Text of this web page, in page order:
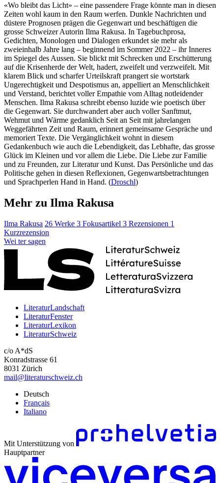
«Wo bleibt das Licht» – eine passendere Frage könnte man in diesen
Zeiten wohl kaum in den Raum werfen. Dunkle Nachrichten und
düstere Prognosen prägen die Gegenwart und beschäftigen die
grosse Schweizer Autorin Ilma Rakusa. In Tagebuchprosa,
Gedichten, Monologen und Dialogen erkundet sie mehr als
zweieinhalb Jahre lang – beginnend im Sommer 2022 – ihr Inneres
im Spiegel des Aussen. Sie blickt mit Schrecken und Erschütterung
auf die Krisenherde der Welt, hadert, zweifelt und verzweifelt. Mit
klarem Blick und scharfer Urteilskraft prangert sie wortstark
Ungerechtigkeit und Despotismus an, appelliert an Menschlichkeit
und Verstand, berichtet voller Empathie vom Alltag notleidender
Menschen. Ilma Rakusa schreibt ebenso luzide wie poetisch über
die Gegenwart. Sie durchwandert aber auch voller Sanftmut,
Wehmut und Wärme gedanklich Seit an Seit mit jahrelangen
Weggefährten Zeit und Raum, erinnert gemeinsame Gespräche und
memoriert Texte. Die Vergänglichkeit wohnt in diesem
Gedankenbuch wie auch die Lebendigkeit, das Lebhafte, das grosse
Glück im Kleinen und vor allem die Liebe. Die Liebe zur Familie
und zu Freunden, zur Literatur und Kunst. Das Persönliche und das
Politische gehen in diesen Reflexionen, Gegenwartsbetrachtungen
und Sprachperlen Hand in Hand. (Droschl)
Mehr zu Ilma Rakusa
Ilma Rakusa 26 Werke 3 Fokusartikel 3 Rezensionen 1
Kurzrezension
Wei ter sagen
LiteraturLandschaft
LiteraturFenster
LiteraturLexikon
LiteraturSchweiz
c/o A*dS
Konradstrasse 61
8031 Zürich
mail@literaturschweiz.ch
Deutsch
Français
Italiano
Mit Unterstützung von
Hauptpartner